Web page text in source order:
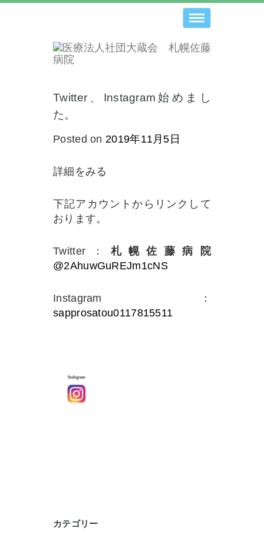
Toggle
navigation
Twitter、Instagram始めまし
た。
Posted on2019年11月5日
詳細をみる
下記アカウントからリンクして
おります。
Twitter： 札幌佐藤病院
@2AhuwGuREJm1cNS
Instagram：
sapprosatou0117815511
カテゴリー